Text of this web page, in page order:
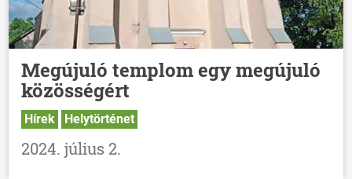
Megújuló templom egy megújuló
közösségért
Hírek Helytörténet
2024. július 2.